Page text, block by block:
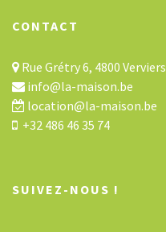
CONTACT
Rue Grétry 6, 4800 Verviers
info@la-maison.be
location@la-maison.be
+32 486 46 35 74
SUIVEZ-NOUS !